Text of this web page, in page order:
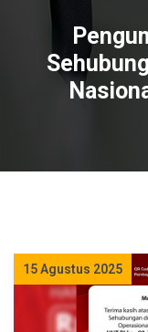
15 Agustus 2025